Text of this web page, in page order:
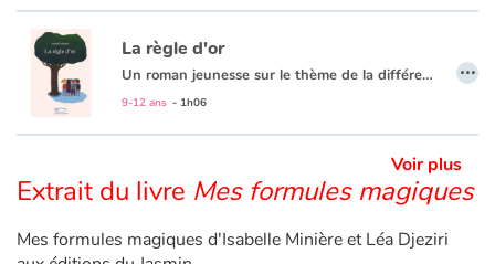
Coups de coeurLa règle d'or
Un roman jeunesse sur le thème de la différence.
À travers le portrait de cet enfant libre et généreux, ce roman permet de sensibiliser le lecteur aux notions de respect, de tolérance et d'entraide, et de faire réfléchir sur des sujets d'actualité tels que l'homoparentalité, les relations familiales ou encore les inégalités sociales.
9-12 ans - 1h06
…
Voir plus
Extrait du livre Mes formules magiques
Mes formules magiques d'Isabelle Minière et Léa Djeziri